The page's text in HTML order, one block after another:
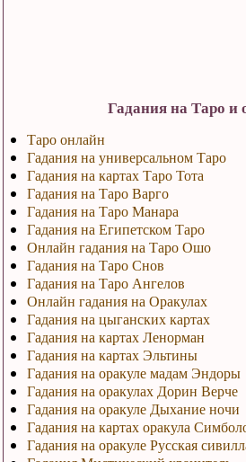
Гадания на Таро и
Таро онлайн
Гадания на универсальном Таро
Гадания на картах Таро Тота
Гадания на Таро Варго
Гадания на Таро Манара
Гадания на Египетском Таро
Онлайн гадания на Таро Ошо
Гадания на Таро Снов
Гадания на Таро Ангелов
Онлайн гадания на Оракулах
Гадания на цыганских картах
Гадания на картах Ленорман
Гадания на картах Эльтины
Гадания на оракуле мадам Эндоры
Гадания на оракулах Дорин Верче
Гадания на оракуле Дыхание ночи
Гадания на картах оракула
Гадания на оракуле Русская